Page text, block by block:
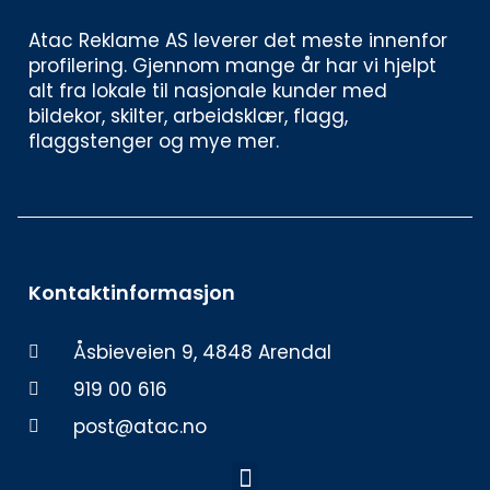
Atac Reklame AS leverer det meste innenfor
profilering. Gjennom mange år har vi hjelpt
alt fra lokale til nasjonale kunder med
bildekor, skilter, arbeidsklær, flagg,
flaggstenger og mye mer.
Kontaktinformasjon
Åsbieveien 9, 4848 Arendal
919 00 616
post@atac.no
Meny